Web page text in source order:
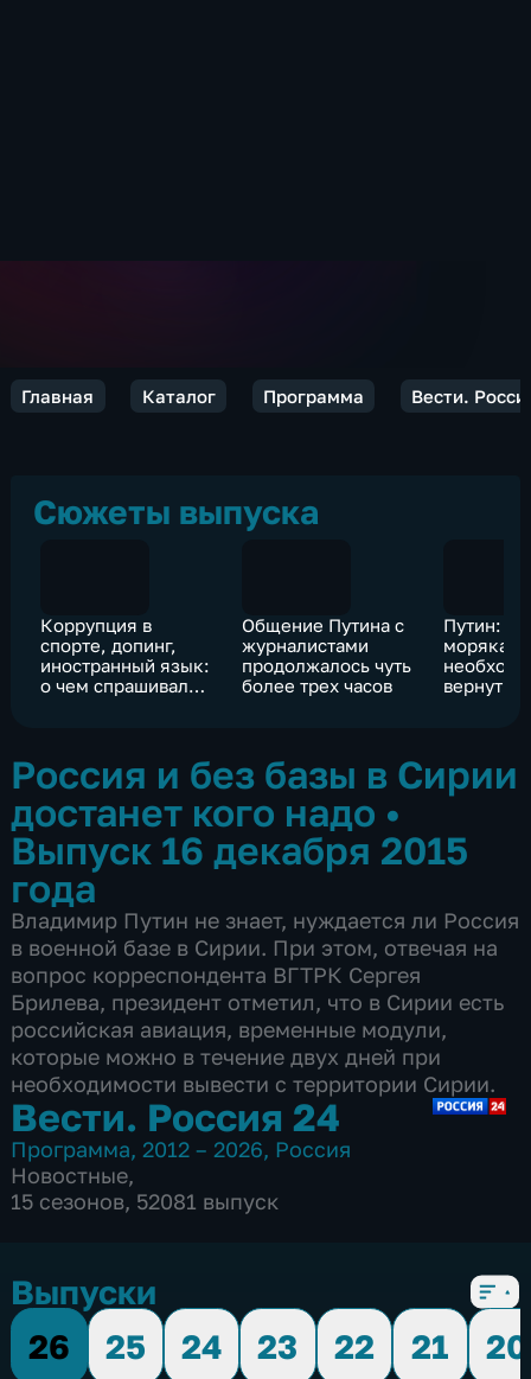
Главная Каталог Программа Вести.
Сюжеты выпуска
Коррупция в
спорте, допинг,
иностранный язык:
о чем спрашивали
Общение Путина с
журналистами
продолжалось чуть
более трех часов
Путин:
морякам
вернуть
Россия и без базы в Сирии
достанет кого надо •
Выпуск 16 декабря 2015
года
Владимир Путин не знает, нуждается ли Россия
в военной базе в Сирии. При этом, отвечая на
вопрос корреспондента ВГТРК Сергея
Брилева, президент отметил, что в Сирии есть
российская авиация, временные модули,
которые можно в течение двух дней при
необходимости вывести с территории Сирии.
Вести. Россия 24
Программа, 2012 – 2026, Россия
Новостные,
15 сезонов, 52081 выпуск
Выпуски
26
25 24 23 22 21
20